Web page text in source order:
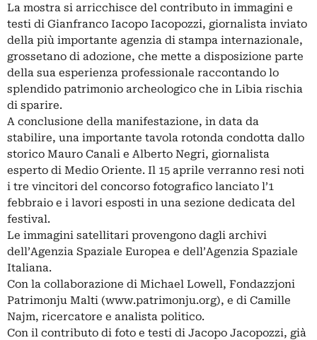
La mostra si arricchisce del contributo in immagini e
testi di Gianfranco Iacopo Iacopozzi, giornalista inviato
della più importante agenzia di stampa internazionale,
grossetano di adozione, che mette a disposizione parte
della sua esperienza professionale raccontando lo
splendido patrimonio archeologico che in Libia rischia
di sparire.
A conclusione della manifestazione, in data da
stabilire, una importante tavola rotonda condotta dallo
storico Mauro Canali e Alberto Negri, giornalista
esperto di Medio Oriente. Il 15 aprile verranno resi noti
i tre vincitori del concorso fotografico lanciato l’1
febbraio e i lavori esposti in una sezione dedicata del
festival.
Le immagini satellitari provengono dagli archivi
dell’Agenzia Spaziale Europea e dell’Agenzia Spaziale
Italiana.
Con la collaborazione di Michael Lowell, Fondazzjoni
Patrimonju Malti (www.patrimonju.org), e di Camille
Najm, ricercatore e analista politico.
Con il contributo di foto e testi di Jacopo Jacopozzi, già